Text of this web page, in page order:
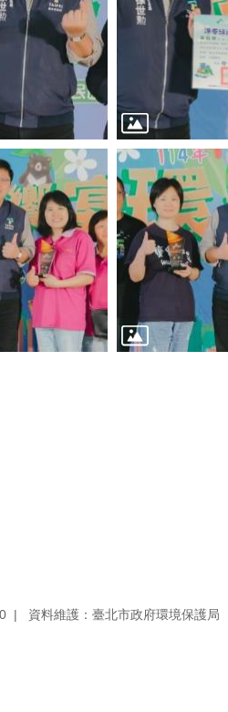
資料維護：臺北市政府環境保護局